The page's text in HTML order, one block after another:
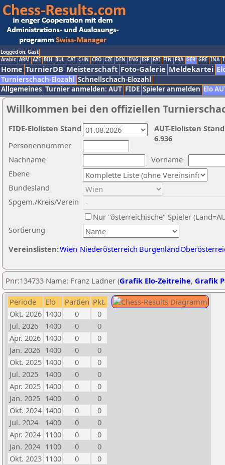
Logged on: Gast
Arabic ARM AZE BIH BUL CAT CHN CRO CZE DEN ENG ESP FAI FIN FRA GER GRE INA
Home TurnierDB Meisterschaft Foto-Galerie Meldekartei
Turnierschach-Elozahl Schnellschach-Elozahl
Allgemeines Turnier anmelden: AUT FIDE Spieler anmelden Elo
Willkommen bei den offiziellen
Nachname
Vorname
Ebene
Sortierung
Personennummer
Bundesland
Spgem./Kreis/Verein
Nur "österreichische" Spieler
Vereinslisten:Wien Niederösterreich Burgenland
AUT-Elolisten
6.936
FIDE-Elolisten Stand
Pnr:134733 Name: Franz Ladner (Grafik Elo-Zeitreihe, Grafik
Periode Elo Partien Pkt.
Okt. 2026 1400 0
0
Jul. 2026
1400 0
0
Apr. 2026 1400 0
0
Jan. 2026 1400 0
0
Okt. 2025 1400 0
0
Jul. 2025
1400 0
0
Apr. 2025 1400 0
0
Jan. 2025 1400 0
0
Okt. 2024 1400 0
0
Jul. 2024
1400 0
0
Apr. 2024 1100 0
0
Jan. 2024 1100 0
0
Okt. 2023 1100 0
0